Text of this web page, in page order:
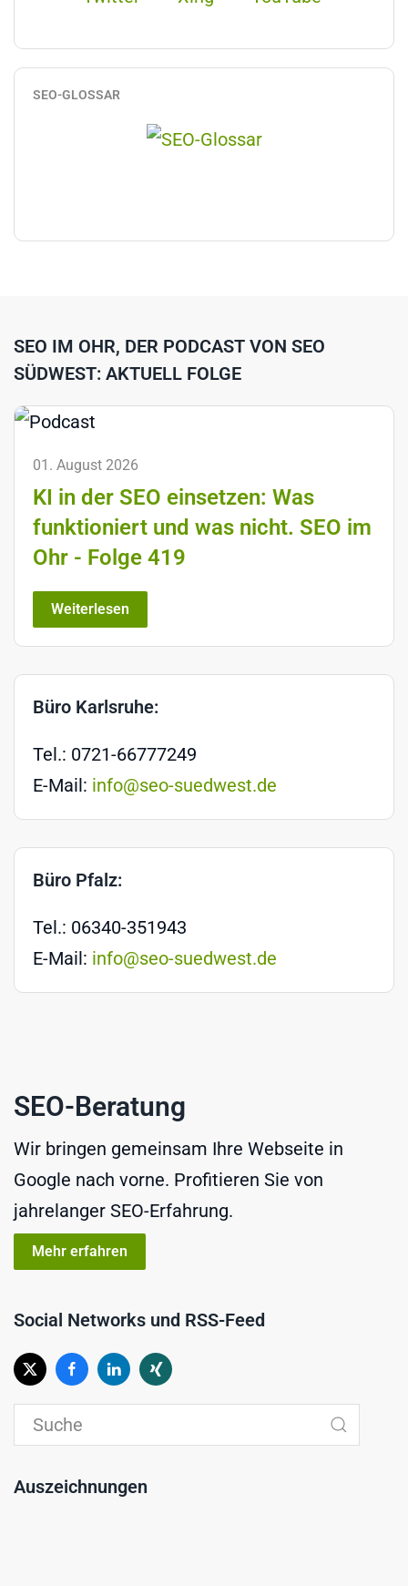
SEO-GLOSSAR
SEO IM OHR, DER PODCAST VON SEO
SÜDWEST: AKTUELL FOLGE
01. August 2026
KI in der SEO einsetzen: Was
funktioniert und was nicht. SEO im
Ohr - Folge 419
Weiterlesen
Büro Karlsruhe:
Tel.: 0721-66777249
E-Mail: info@seo-suedwest.de
Büro Pfalz:
Tel.: 06340-351943
E-Mail: info@seo-suedwest.de
SEO-Beratung
Wir bringen gemeinsam Ihre Webseite in
Google nach vorne. Profitieren Sie von
jahrelanger SEO-Erfahrung.
Mehr erfahren
Social Networks und RSS-Feed
Auszeichnungen